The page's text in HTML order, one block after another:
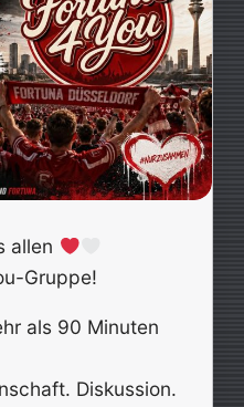
allen
Gruppe!
als 90 Minuten
Diskussion.